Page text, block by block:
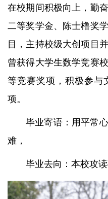
在校期间积极向上，勤
二等奖学金、陈士橹奖
目，主持校级大创项目
曾获得大学生数学竞赛
等竞赛奖项，积极参与
项。
毕业寄语：用平常
难，
毕业去向：本校攻读